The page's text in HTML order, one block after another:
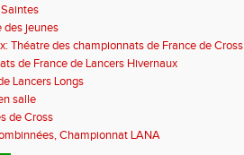
des jeunes
Théatre des championnats de France de Cross
de France de Lancers Hivernaux
Lancers Longs
salle
de Cross
Championnat LANA